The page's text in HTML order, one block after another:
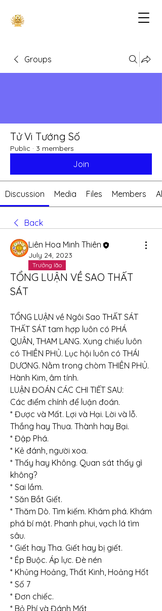
Groups
Tử Vi Tướng Số
Public · 3 members
Join
Discussion Media Files Members
Back
Liên Hoa Minh Thiên
July 24, 2023
Trưởng lão
TỔNG LUẬN VỀ SAO THẤT
SÁT
TỔNG LUẬN về Ngôi Sao THẤT SÁT
THẤT SÁT tam hợp luôn có PHÁ
QUÂN, THAM LANG. Xung chiếu luôn
có THIÊN PHỦ. Lục hội luôn có THÁI
DƯƠNG. Nằm trong chòm THIÊN PHỦ.
Hành Kim, âm tính.
LUẬN ĐOÁN CÁC CHI TIẾT SAU:
Các điểm chính để luận đoán.
* Được và Mất. Lợi và Hại. Lời và lỗ.
Thắng hay Thua. Thành hay Bại.
* Đập Phá.
* Kẻ đánh, người xoa.
* Thấy hay Không. Quan sát thấy gì
không?
* Sai lầm.
* Săn Bắt Giết.
* Thăm Dò. Tìm kiếm. Khám phá. Khám
phá bí mật. Phanh phui, vạch lá tìm
sâu.
* Giết hay Tha. Giết hay bị giết.
* Ép Buộc. Áp lực. Đè nén
* Khủng Hoảng, Thất Kinh, Hoảng Hốt
* Số 7
* Đơn chiếc.
* Bỏ Phí và Đánh Mất